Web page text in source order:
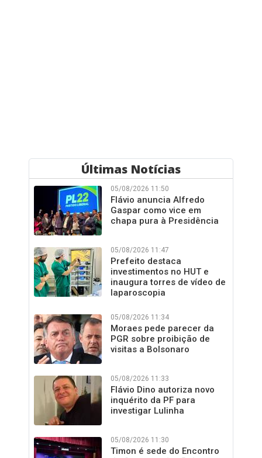
Últimas Notícias
05/08/2026 11:50
Flávio anuncia Alfredo
Gaspar como vice em
chapa pura à Presidência
05/08/2026 11:47
Prefeito destaca
investimentos no HUT e
inaugura torres de vídeo de
laparoscopia
05/08/2026 11:34
Moraes pede parecer da
PGR sobre proibição de
visitas a Bolsonaro
05/08/2026 11:33
Flávio Dino autoriza novo
inquérito da PF para
investigar Lulinha
05/08/2026 11:30
Timon é sede do Encontro